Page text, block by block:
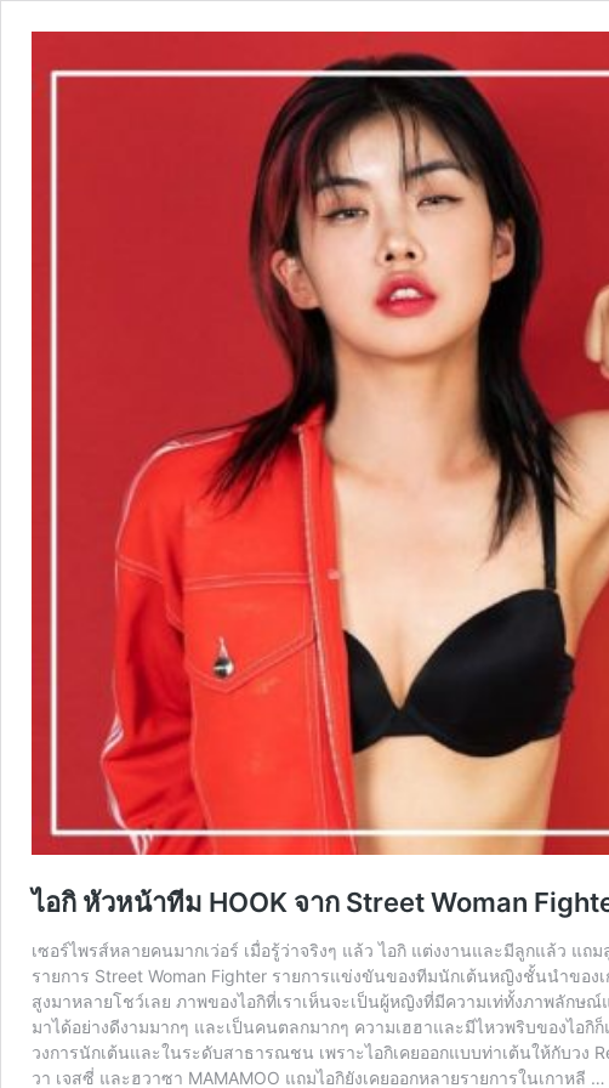
ไอกิ หัวหน้าทีม HOOK จาก Street Woman
เซอร์ไพรส์หลายคนมากเว่อร์ เมื่อรู้ว่าจริงๆ แล้ว ไอกิ แต่งงานและมีลูกแล้ว แ
รายการ Street Woman Fighter รายการแข่งขันของทีมนักเต้นหญิงชั้นนำของ
สูงมาหลายโชว์เลย ภาพของไอกิที่เราเห็นจะเป็นผู้หญิงที่มีความเท่ทั้งภาพลักษ
มาได้อย่างดีงามมากๆ และเป็นคนตลกมากๆ ความเฮฮาและมีไหวพริบของไอกิ
วงการนักเต้นและในระดับสาธารณชน เพราะไอกิเคยออกแบบท่าเต้นให้กับวง
วา เจสซี่ และฮวาซา MAMAMOO แถมไอกิยังเคยออกหลายรายการในเกาหลี …